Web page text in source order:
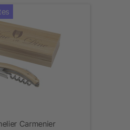
Carmenier